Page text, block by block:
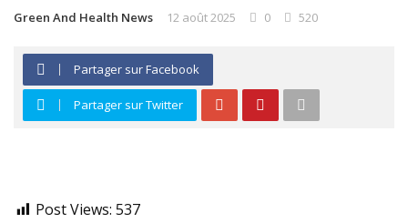
Green And Health News 12 août 2025 0 520
Partager sur Facebook
Partager sur Twitter
Post Views: 537